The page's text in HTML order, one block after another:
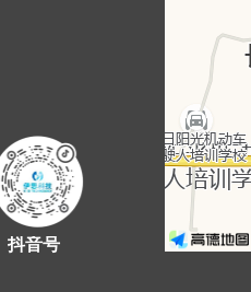
抖音号